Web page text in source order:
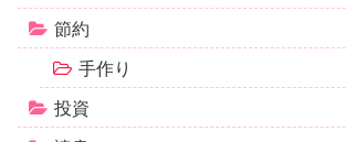
節約
手作り
投資